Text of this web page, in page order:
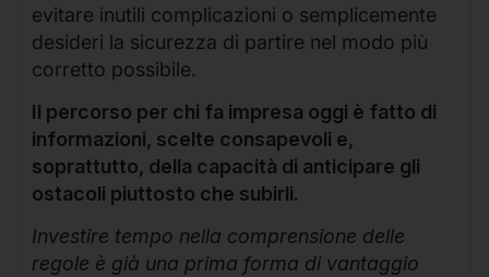
evitare inutili complicazioni o semplicemente
desideri la sicurezza di partire nel modo più
corretto possibile.
Il percorso per chi fa impresa oggi è fatto di
informazioni, scelte consapevoli e,
soprattutto, della capacità di anticipare gli
ostacoli piuttosto che subirli.
Investire tempo nella comprensione delle
regole è già una prima forma di vantaggio